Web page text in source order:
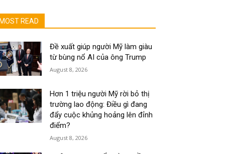
MOST READ
Đề xuất giúp người Mỹ làm giàu
từ bùng nổ AI của ông Trump
August 8, 2026
Hơn 1 triệu người Mỹ rời bỏ thị
trường lao động: Điều gì đang
đẩy cuộc khủng hoảng lên đỉnh
điểm?
August 8, 2026